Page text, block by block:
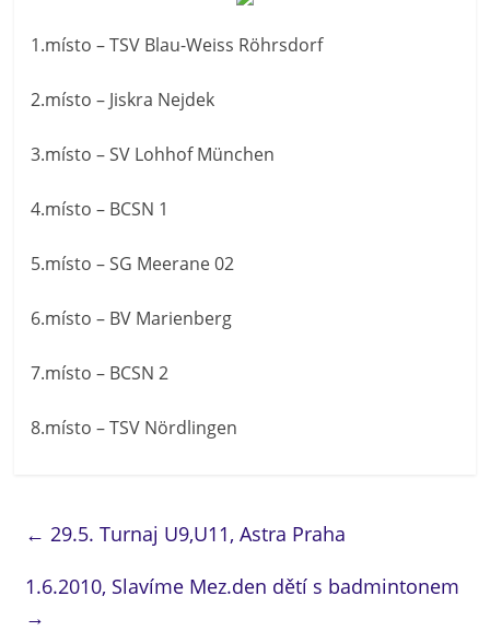
1.místo – TSV Blau-Weiss Röhrsdorf
2.místo – Jiskra Nejdek
3.místo – SV Lohhof München
4.místo – BCSN 1
5.místo – SG Meerane 02
6.místo – BV Marienberg
7.místo – BCSN 2
8.místo – TSV Nördlingen
← 29.5. Turnaj U9,U11, Astra Praha
1.6.2010, Slavíme Mez.den dětí s badmintonem
→